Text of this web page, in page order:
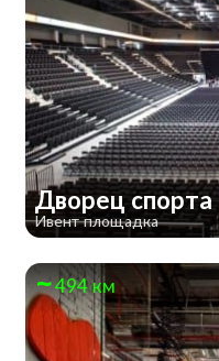
Дворец спорта
Ивент площадка
494 км